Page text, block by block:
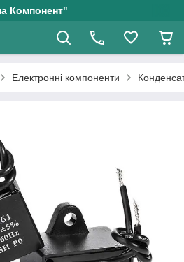
Компонент"
Електронні компоненти